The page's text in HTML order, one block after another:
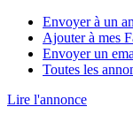
Envoyer à un
Ajouter à mes
Envoyer un
Toutes les
Lire l'annonce